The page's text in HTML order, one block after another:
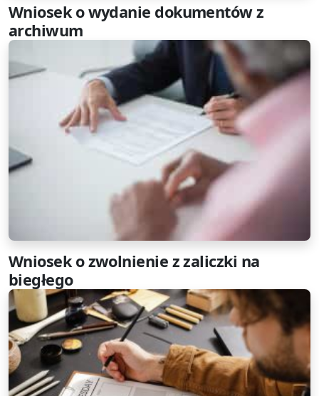
Wniosek o wydanie dokumentów z
archiwum
Wniosek o zwolnienie z zaliczki na
biegłego